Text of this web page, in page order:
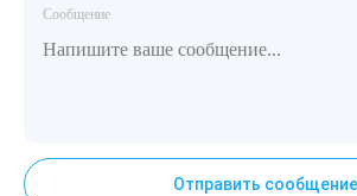
Сообщение
Отправить сообщение